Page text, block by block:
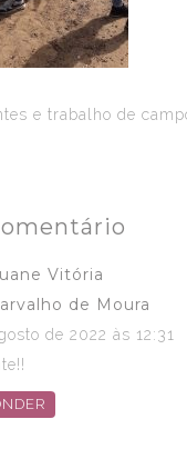
e trabalho de
Vitória
de Moura
de 2022 às 12:31